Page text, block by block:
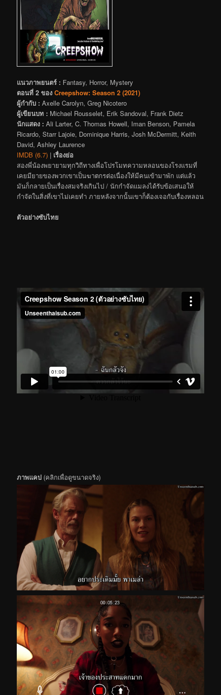
แนวภาพยนตร์ : Fantasy, Horror, Mystery
ตอนที่ 2 ของCreepshow: Season 2 (2021)
ผู้กำกับ : Axelle Carolyn, Greg Nicotero
ผู้เขียนบท : Michael Rousselet, Erik Sandoval, Frank Dietz
นักแสดง : Ali Larter, C. Thomas Howell, Iman Benson, Pamela
Ricardo, Starr Lajoie, Dominique Harris, Josh McDermitt, Keith
David, Ashley Laurence
IMDB (6.7) | เรื่องย่อ
สองพี่น้องพยายามทุกวิถีทางเพื่อโปรโมทความหลอนของโรงแรมที่
เคยมียายของพวกเขาเป็นฆาตกรต่อเนื่องให้มีคนเข้ามาพัก แต่แล้ว
มันก็กลายเป็นเรื่องสมจริงเกินไป / นักกำจัดแมลงได้รับข้อเสนอให้
กำจัดในสิ่งที่เขาไม่เคยทำ ภายหลังจากนั้นเขาก็ต้องเจอกับเรื่องหลอน
ตัวอย่างซับไทย
ภาพแคป (คลิกเพื่อดูขนาดจริง)